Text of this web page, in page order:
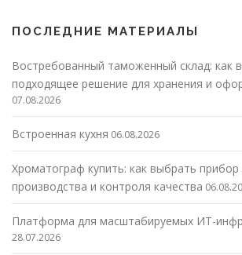
ПОСЛЕДНИЕ МАТЕРИАЛЫ
Востребованный таможенный склад: как
подходящее решение для хранения и
07.08.2026
Встроенная кухня 06.08.2026
Хроматограф купить: как выбрать
производства и контроля качества
Платформа для масштабируемых ИТ-
28.07.2026